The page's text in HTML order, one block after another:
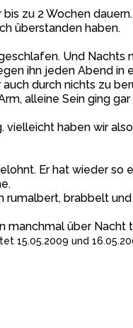
zu 2 Wochen
überstanden haben.
Und Nachts
ihn jeden Abend in
durch nichts zu
alleine Sein ging gar
haben wir
Er hat wieder so
brabbelt
manchmal über
15.05.2009 und